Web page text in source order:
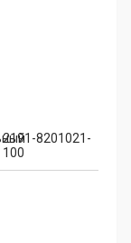
2191-8201021-
100